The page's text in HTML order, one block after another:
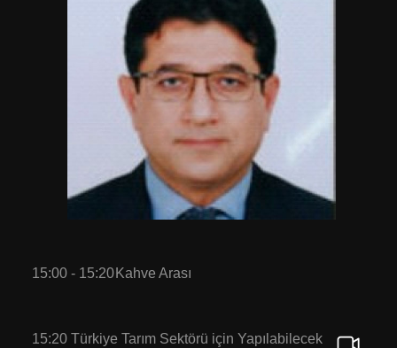
15:00 - 15:20Kahve Arası
15:20 Türkiye Tarım Sektörü için Yapılabilecek